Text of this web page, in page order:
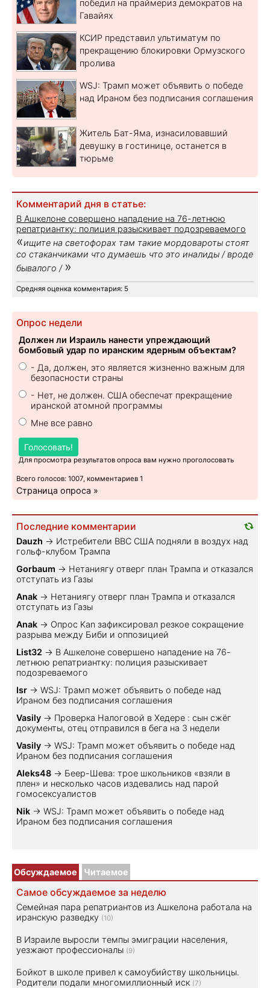
победил на праймериз демократов на
Гавайях
КСИР представил ультиматум по
прекращению блокировки Ормузского
пролива
WSJ: Трамп может объявить о победе
над Ираном без подписания соглашения
Житель Бат-Яма, изнасиловавший
девушку в гостинице, останется в
тюрьме
Комментарий дня в статье:
В Ашкелоне совершено нападение на 76-летнюю
репатриантку: полиция разыскивает подозреваемого
«ищите на светофорах там такие мордовароты стоят
со стаканчиками что думаешь что это иналиды / вроде
бывалого / »
Средняя оценка комментария: 5
Опрос недели
Должен ли Израиль нанести упреждающий
бомбовый удар по иранским ядерным объектам?
- Да, должен, это является жизненно важным для
безопасности страны
- Нет, не должен. США обеспечат прекращение
иранской атомной программы
Мне все равно
Голосовать!
Для просмотра результатов опроса вам нужно проголосовать
Всего голосов: 1007, комментариев 1
Страница опроса »
Последние комментарии
Dauzh → Истребители ВВС США подняли в воздух над
гольф-клубом Трампа
Gorbaum → Нетаниягу отверг план Трампа и отказался
отступать из Газы
Anak → Нетаниягу отверг план Трампа и отказался
отступать из Газы
Anak → Опрос Kan зафиксировал резкое сокращение
разрыва между Биби и оппозицией
List32 → В Ашкелоне совершено нападение на 76-
летнюю репатриантку: полиция разыскивает
подозреваемого
Isr → WSJ: Трамп может объявить о победе над
Ираном без подписания соглашения
Vasily → Проверка Налоговой в Хедере : сын сжёг
документы, отец отправился в бега на 3 недели
Vasily → WSJ: Трамп может объявить о победе над
Ираном без подписания соглашения
Aleks48 → Беер-Шева: трое школьников «взяли в
плен» и несколько часов издевались над парой
гомосексуалистов
Nik → WSJ: Трамп может объявить о победе над
Ираном без подписания соглашения
Обсуждаемое Читаемое
Самое обсуждаемое за неделю
Семейная пара репатриантов из Ашкелона работала на
иранскую разведку (10)
В Израиле выросли темпы эмиграции населения,
уезжают профессионалы (9)
Бойкот в школе привел к самоубийству школьницы.
Родители подали многомиллионный иск (7)